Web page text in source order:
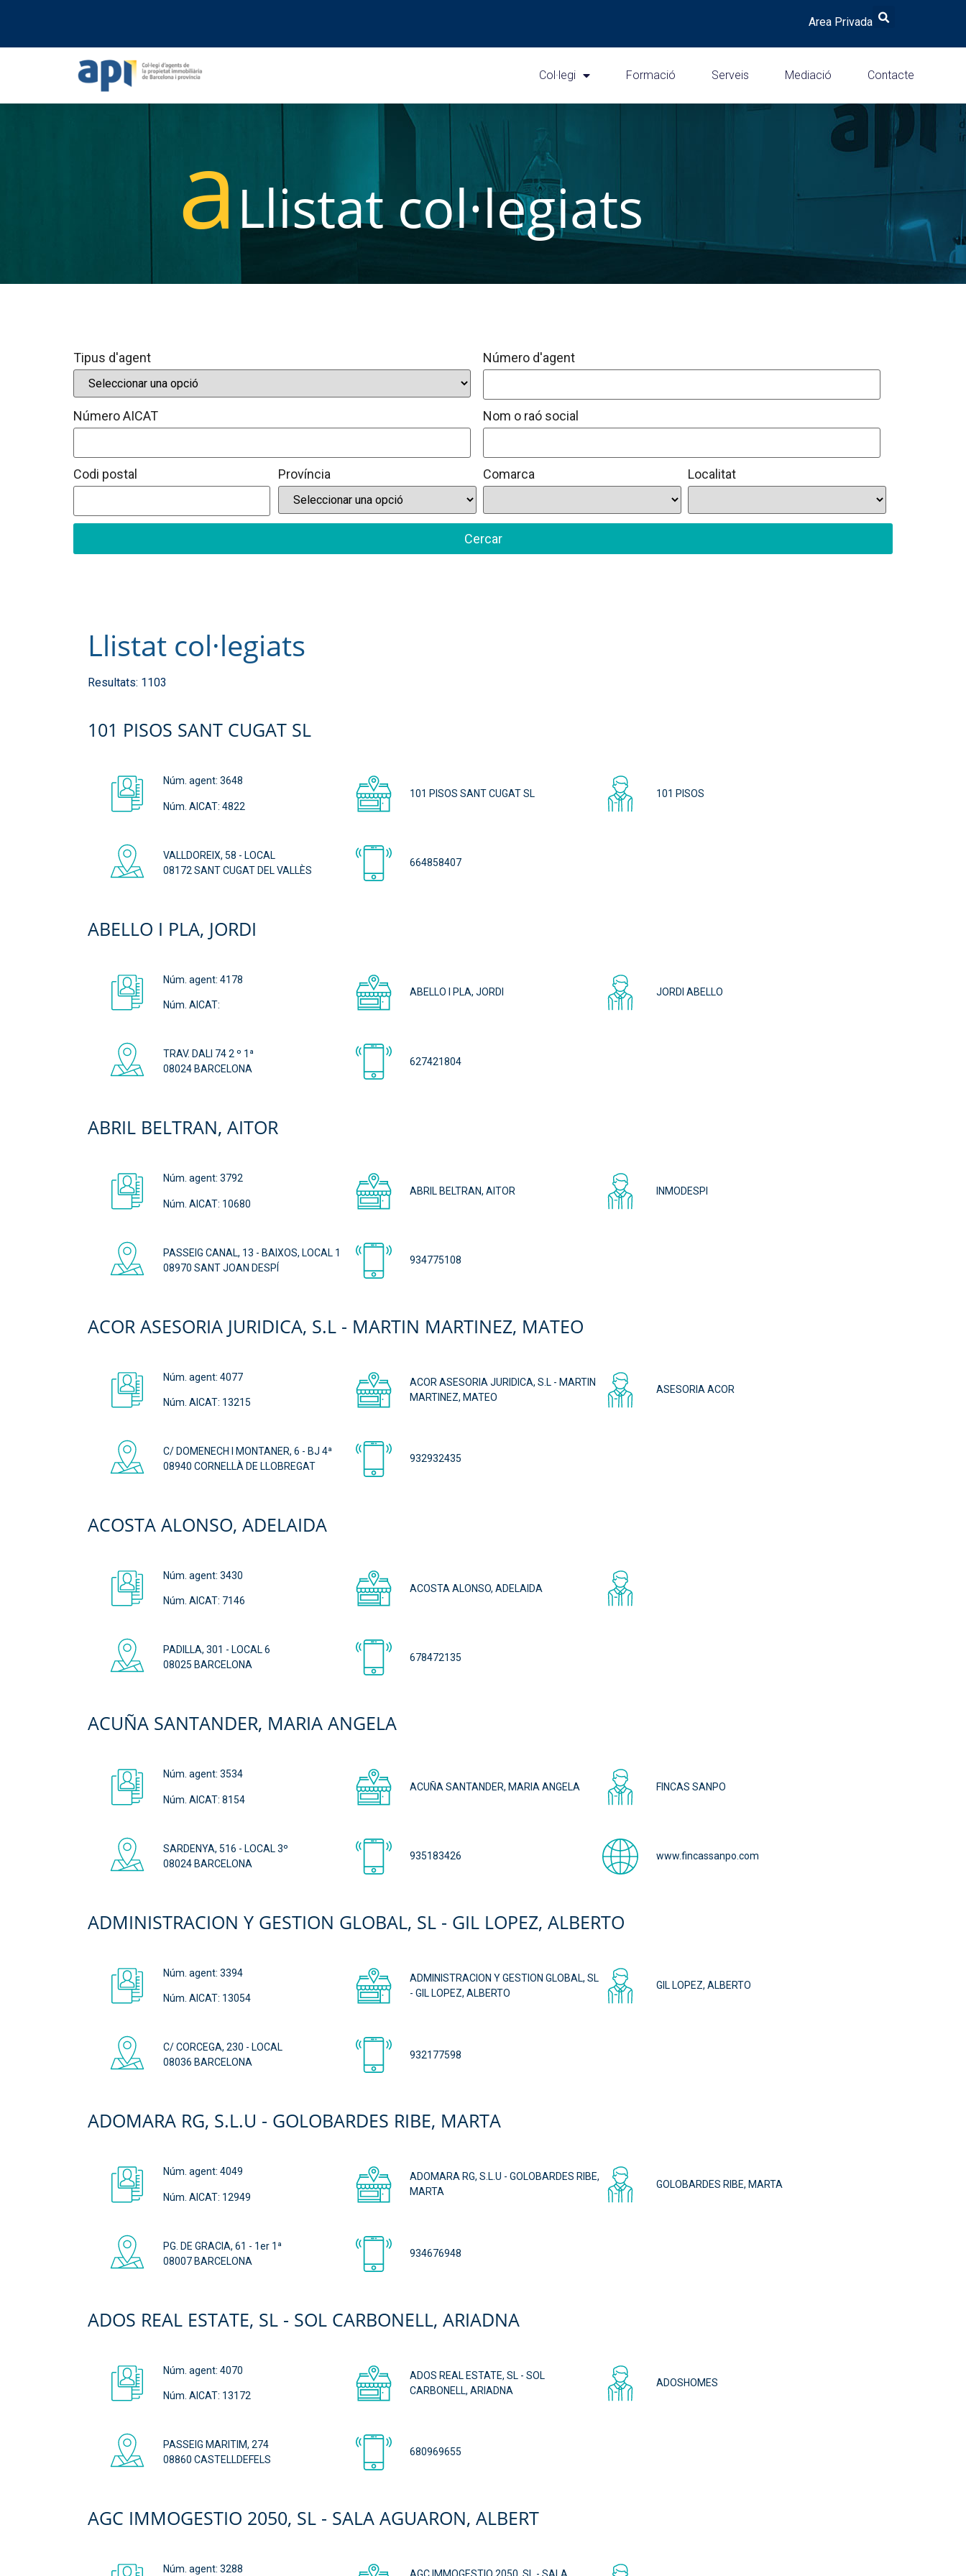
Area Privada
Col·legi Formació Serveis Mediació Contacte
aLlistat col·legiats
Tipus d'agent Número d'agent
Número AICAT Nom o raó social
Codi postal Província Comarca Localitat
Cercar
Llistat col·legiats
Resultats: 1103
101 PISOS SANT CUGAT SL
Núm. agent: 3648
Núm. AICAT: 4822
101 PISOS SANT CUGAT SL 101 PISOS
VALLDOREIX, 58 - LOCAL
08172 SANT CUGAT DEL VALLÈS
664858407
ABELLO I PLA, JORDI
Núm. agent: 4178
Núm. AICAT:
ABELLO I PLA, JORDI JORDI ABELLO
TRAV. DALI 74 2 º 1ª
08024 BARCELONA
627421804
ABRIL BELTRAN, AITOR
Núm. agent: 3792
Núm. AICAT: 10680
ABRIL BELTRAN, AITOR INMODESPI
PASSEIG CANAL, 13 - BAIXOS, LOCAL 1
08970 SANT JOAN DESPÍ
934775108
ACOR ASESORIA JURIDICA, S.L - MARTIN MARTINEZ, MATEO
Núm. agent: 4077
Núm. AICAT: 13215
ACOR ASESORIA JURIDICA, S.L - MARTIN
MARTINEZ, MATEO
ASESORIA ACOR
C/ DOMENECH I MONTANER, 6 - BJ 4ª
08940 CORNELLÀ DE LLOBREGAT
932932435
ACOSTA ALONSO, ADELAIDA
Núm. agent: 3430
Núm. AICAT: 7146
ACOSTA ALONSO, ADELAIDA
PADILLA, 301 - LOCAL 6
08025 BARCELONA
678472135
ACUÑA SANTANDER, MARIA ANGELA
Núm. agent: 3534
Núm. AICAT: 8154
ACUÑA SANTANDER, MARIA ANGELA FINCAS SANPO
SARDENYA, 516 - LOCAL 3º
08024 BARCELONA
935183426 www.fincassanpo.com
ADMINISTRACION Y GESTION GLOBAL, SL - GIL LOPEZ, ALBERTO
Núm. agent: 3394
Núm. AICAT: 13054
ADMINISTRACION Y GESTION GLOBAL, SL
- GIL LOPEZ, ALBERTO
GIL LOPEZ, ALBERTO
C/ CORCEGA, 230 - LOCAL
08036 BARCELONA
932177598
ADOMARA RG, S.L.U - GOLOBARDES RIBE, MARTA
Núm. agent: 4049
Núm. AICAT: 12949
ADOMARA RG, S.L.U - GOLOBARDES RIBE,
MARTA
GOLOBARDES RIBE, MARTA
PG. DE GRACIA, 61 - 1er 1ª
08007 BARCELONA
934676948
ADOS REAL ESTATE, SL - SOL CARBONELL, ARIADNA
Núm. agent: 4070
Núm. AICAT: 13172
ADOS REAL ESTATE, SL - SOL
CARBONELL, ARIADNA
ADOSHOMES
PASSEIG MARITIM, 274
08860 CASTELLDEFELS
680969655
AGC IMMOGESTIO 2050, SL - SALA AGUARON, ALBERT
Núm. agent: 3288